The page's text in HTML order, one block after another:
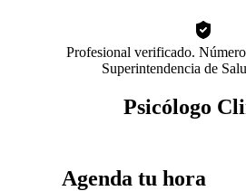
Profesional verificado.
Superintendencia de
Psicólogo
Agenda tu hora